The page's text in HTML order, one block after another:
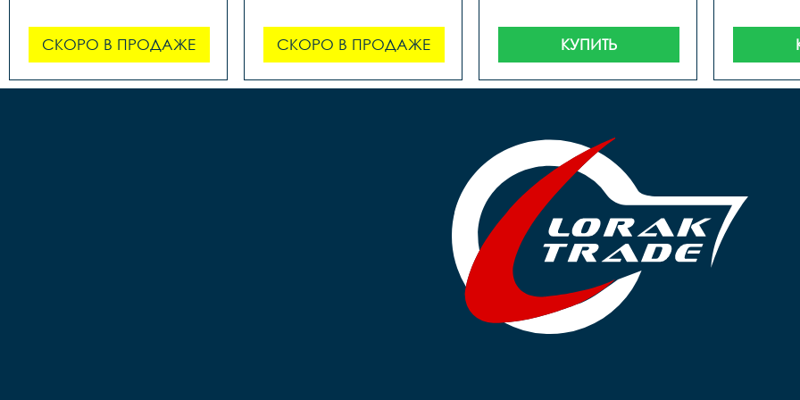
СКОРО В ПРОДАЖЕ СКОРО В ПРОДАЖЕ КУПИТЬ